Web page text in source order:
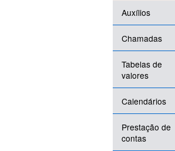
Auxílios
Chamadas
Tabelas de
valores
Calendários
Prestação de
contas